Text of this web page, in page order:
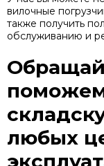
вилочные
также получить
обслуживанию и
любых